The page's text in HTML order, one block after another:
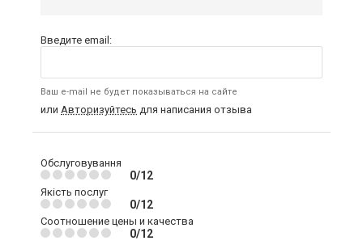
Введите email:
Ваш e-mail не будет показываться на сайте
или Авторизуйтесь для написания отзыва
Обслуговування
0/12
Якість послуг
0/12
Соотношение цены и качества
0/12